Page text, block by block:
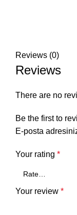
Reviews (0)
Reviews
There are no
Be the first to
E-posta
Your rating *
Your review *